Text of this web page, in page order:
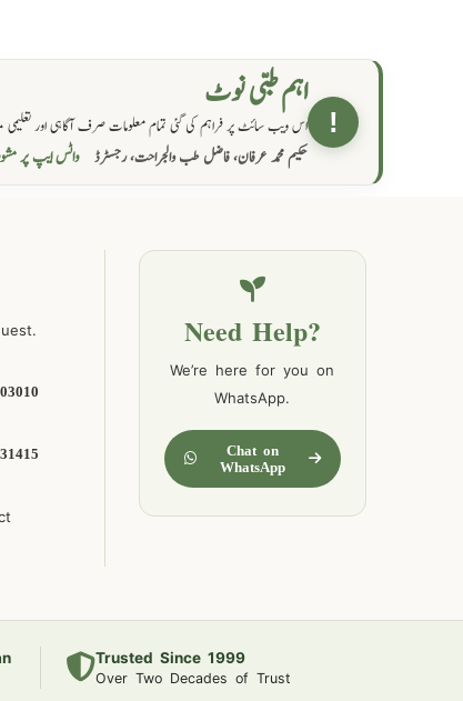
!
اہم طبی نوٹ
اس ویب سائٹ پر فراہم کی گئی تمام معلومات صرف آگاہی اور
حکیم محمد عرفان، فاضل طب والجراحت، رجسٹرڈ واٹس ایپ پر
Need Help?
We’re here for you on
WhatsApp.
Chat on
WhatsApp
Trusted Since 1999
Over Two Decades of Trust